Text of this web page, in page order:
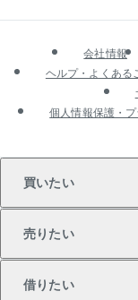
会社情報
ヘルプ・よくある
個人情報保護・
買いたい
売りたい
借りたい